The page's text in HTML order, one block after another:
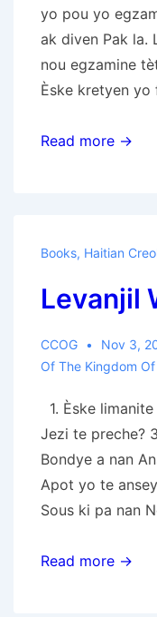
yo pou yo
ak diven Pak la.
nou egzamine
Èske kretyen yo
Egzamine
Read more →
Books, Haitian
Levanjil
CCOG Nov 3,
Of The Kingdom
1. Èske
Jezi te preche?
Bondye a nan
Apot yo te
Sous ki pa nan
Levanjil
Read more →